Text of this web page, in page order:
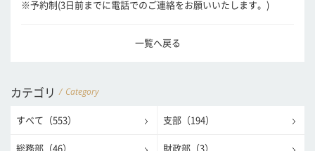
※予約制(3日前までに電話でのご連絡をお願いいたします。)
一覧へ戻る
カテゴリ Category
すべて（553） 支部（194）
総務部（46） 財政部（3）